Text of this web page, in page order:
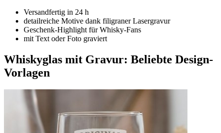
Versandfertig in 24 h
detailreiche Motive dank filigraner Lasergravur
Geschenk-Highlight für Whisky-Fans
mit Text oder Foto graviert
Whiskyglas mit Gravur: Beliebte Design-
Vorlagen